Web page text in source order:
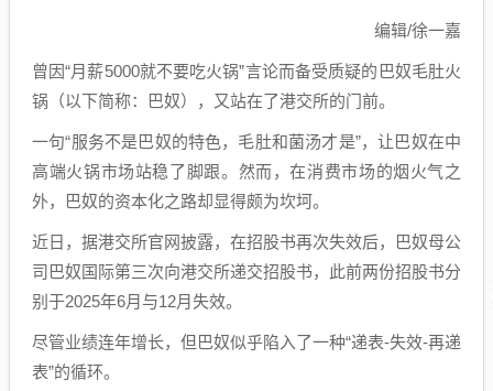
编辑/徐一嘉
曾因“月薪5000就不要吃火锅”言论而备受质疑的巴奴毛肚火
锅（以下简称：巴奴），又站在了港交所的门前。
一句“服务不是巴奴的特色，毛肚和菌汤才是”，让巴奴在中
高端火锅市场站稳了脚跟。然而，在消费市场的烟火气之
外，巴奴的资本化之路却显得颇为坎坷。
近日，据港交所官网披露，在招股书再次失效后，巴奴母公
司巴奴国际第三次向港交所递交招股书，此前两份招股书分
别于2025年6月与12月失效。
尽管业绩连年增长，但巴奴似乎陷入了一种“递表-失效-再递
表”的循环。